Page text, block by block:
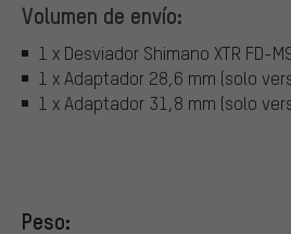
Volumen de envío:
1 x Desviador Shimano XTR FD-
1 x Adaptador 28,6 mm (solo
1 x Adaptador 31,8 mm (solo
Peso: